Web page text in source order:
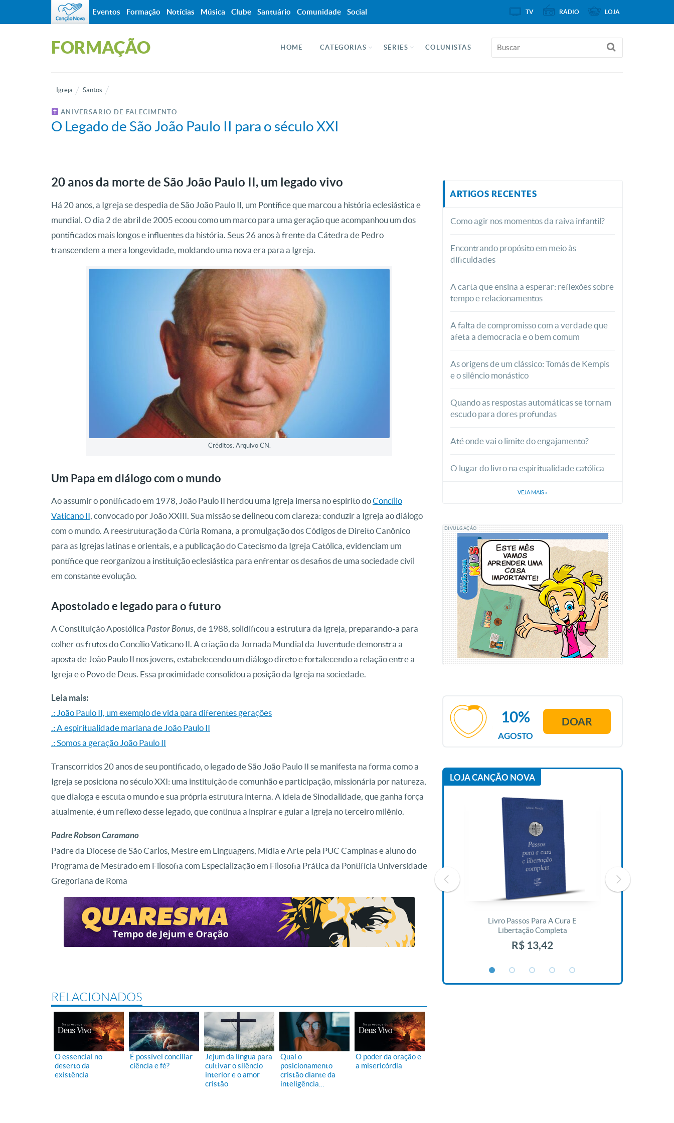
FORMAÇÃO HOME CATEGORIAS SÉRIES COLUNISTAS
Igreja Santos
ANIVERSÁRIO DE FALECIMENTO
O Legado de São João Paulo II para o século XXI
20 anos da morte de São João Paulo II, um legado vivo
Há 20 anos, a Igreja se despedia de São João Paulo II, um Pontífice que marcou a história eclesiástica e
mundial. O dia 2 de abril de 2005 ecoou como um marco para uma geração que acompanhou um dos
pontificados mais longos e influentes da história. Seus 26 anos à frente da Cátedra de Pedro
transcendem a mera longevidade, moldando uma nova era para a Igreja.
Créditos: Arquivo CN.
Um Papa em diálogo com o mundo
Ao assumir o pontificado em 1978, João Paulo II herdou uma Igreja imersa no espírito doConcílio
Vaticano II, convocado por João XXIII. Sua missão se delineou com clareza: conduzir a Igreja ao diálogo
com o mundo. A reestruturação da Cúria Romana, a promulgação dos Códigos de Direito Canônico
para as Igrejas latinas e orientais, e a publicação do Catecismo da Igreja Católica, evidenciam um
pontífice que reorganizou a instituição eclesiástica para enfrentar os desafios de uma sociedade civil
em constante evolução.
Apostolado e legado para o futuro
A Constituição Apostólica Pastor Bonus, de 1988, solidificou a estrutura da Igreja, preparando-a para
colher os frutos do Concílio Vaticano II. A criação da Jornada Mundial da Juventude demonstra a
aposta de João Paulo II nos jovens, estabelecendo um diálogo direto e fortalecendo a relação entre a
Igreja e o Povo de Deus. Essa proximidade consolidou a posição da Igreja na sociedade.
Leia mais:
.: João Paulo II, um exemplo de vida para diferentes gerações
.: A espiritualidade mariana de João Paulo II
.: Somos a geração João Paulo II
Transcorridos 20 anos de seu pontificado, o legado de São João Paulo II se manifesta na forma como a
Igreja se posiciona no século XXI: uma instituição de comunhão e participação, missionária por natureza,
que dialoga e escuta o mundo e sua própria estrutura interna. A ideia de Sinodalidade, que ganha força
atualmente, é um reflexo desse legado, que continua a inspirar e guiar a Igreja no terceiro milênio.
Padre Robson Caramano
Padre da Diocese de São Carlos, Mestre em Linguagens, Mídia e Arte pela PUC Campinas e aluno do
Programa de Mestrado em Filosofia com Especialização em Filosofia Prática da Pontifícia Universidade
Gregoriana de Roma
RELACIONADOS
O essencial no
deserto da
existência
É possível conciliar
ciência e fé?
Jejum da língua para
cultivar o silêncio
interior e o amor
cristão
Qual o
posicionamento
cristão diante da
inteligência
O poder da oração e
a misericórdia
ARTIGOS RECENTES
Como agir nos momentos da raiva infantil?
Encontrando propósito em meio às
dificuldades
A carta que ensina a esperar: reflexões sobre
tempo e relacionamentos
A falta de compromisso com a verdade que
afeta a democracia e o bem comum
As origens de um clássico: Tomás de Kempis
e o silêncio monástico
Quando as respostas automáticas se tornam
escudo para dores profundas
Até onde vai o limite do engajamento?
O lugar do livro na espiritualidade católica
VEJA MAIS »
DIVULGAÇÃO
AGOSTO
10% DOAR
LOJA CANÇÃO NOVA
Livro O Padre: A História De
Vida De Jonas Abib
R$ 42,41
Livro Passos Para A Cura E
Libertação Completa
R$ 13,42
Eventos Formação Notícias Música Clube Santuário Comunidade Social TV RÁDIO LOJA